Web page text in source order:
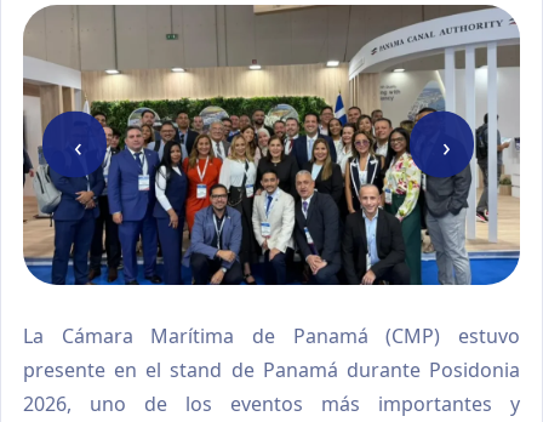
‹ ›
La Cámara Marítima de Panamá (CMP) estuvo
presente en el stand de Panamá durante Posidonia
2026, uno de los eventos más importantes y